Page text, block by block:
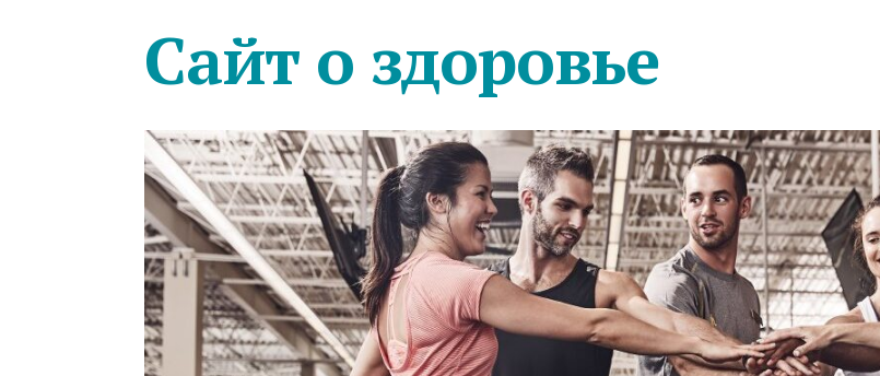
Сайт о здоровье